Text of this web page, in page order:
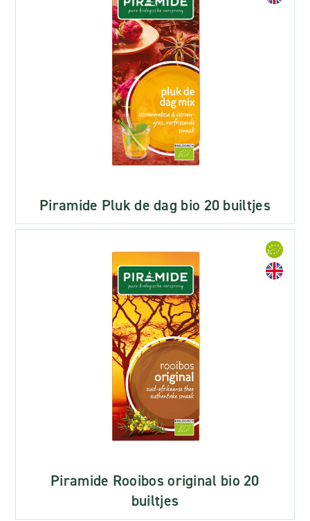
Piramide Pluk de dag bio 20 builtjes
Piramide Rooibos original bio 20
builtjes